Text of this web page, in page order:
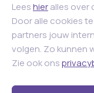
Leeshieralles over
Door alle cookies
partners jouw
volgen. Zo kunnen
Zie ook ons